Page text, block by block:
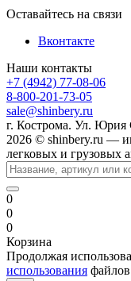
Оставайтесь на связи
Вконтакте
Наши контакты
+7 (4942) 77-08-06
8-800-201-73-05
sale@shinbery.ru
г. Кострома. Ул. Юрия
2026 © shinbery.ru —
легковых и грузовых
0
0
0
Корзина
Продолжая
использования